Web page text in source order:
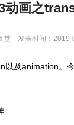
动画之
堂 发表时间：
及animation。